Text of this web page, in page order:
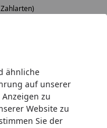
ähnliche
auf unserer
zu
Website zu
Sie der